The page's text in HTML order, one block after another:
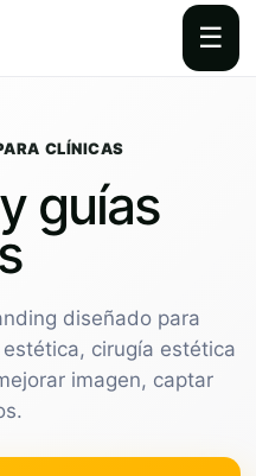
☰
CLÍNICAS
guías
diseñado para
cirugía estética
imagen, captar